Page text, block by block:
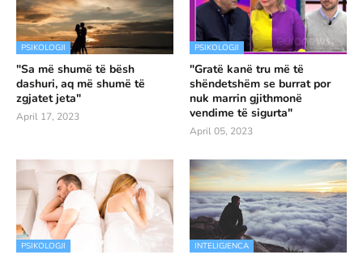
PSIKOLOGJI
"Sa më shumë të bësh
dashuri, aq më shumë të
zgjatet jeta"
April 17, 2023
PSIKOLOGJI
"Gratë kanë tru më të
shëndetshëm se burrat por
nuk marrin gjithmonë
vendime të sigurta"
April 05, 2023
PSIKOLOGJI INTELIGJENCA